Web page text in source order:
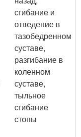
сгибание и
отведение в
тазобедренном
суставе,
разгибание в
коленном
суставе,
тыльное
сгибание
стопы